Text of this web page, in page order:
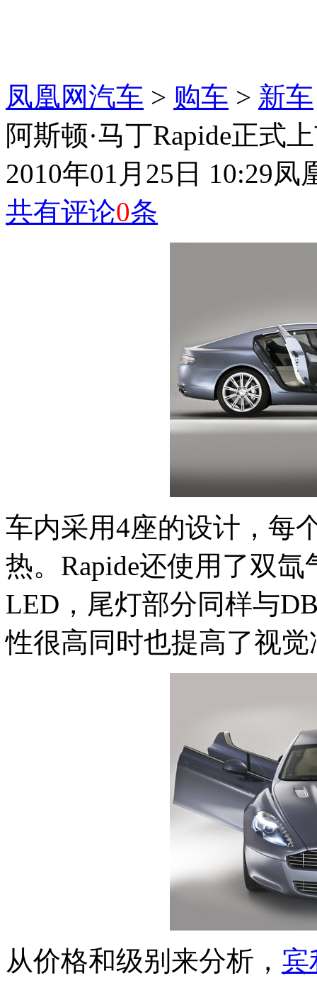
凤凰网汽车 > 购车 > 新车
阿斯顿·马丁Rapide正式
2010年01月25日 10:29凤
共有评论0条
车内采用4座的设计，每
热。Rapide还使用了双
LED，尾灯部分同样与
性很高同时也提高了视觉
从价格和级别来分析， 宾